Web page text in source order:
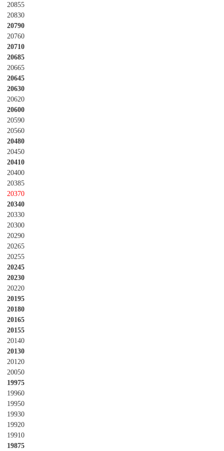
20855
20830
20790
20760
20710
20685
20665
20645
20630
20620
20600
20590
20560
20480
20450
20410
20400
20385
20370
20340
20330
20300
20290
20265
20255
20245
20230
20220
20195
20180
20165
20155
20140
20130
20120
20050
19975
19960
19950
19930
19920
19910
19875